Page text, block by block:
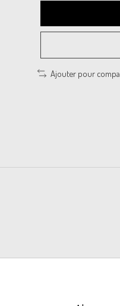
Ajouter pour